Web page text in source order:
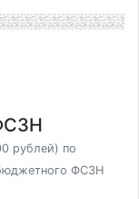
рублей) по
ФСЗН